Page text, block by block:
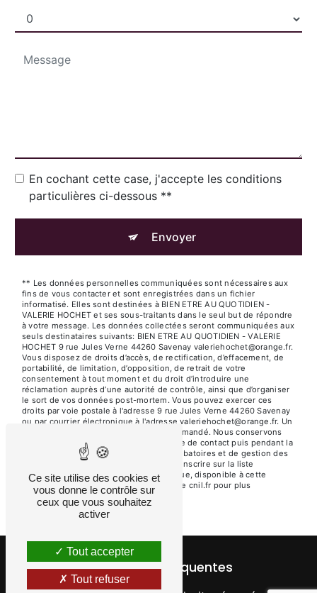
En cochant cette case, j'accepte les conditions
particulières ci-dessous **
Envoyer
** Les données personnelles communiquées sont nécessaires aux
fins de vous contacter et sont enregistrées dans un fichier
informatisé. Elles sont destinées à BIEN ETRE AU QUOTIDIEN -
VALERIE HOCHET et ses sous-traitants dans le seul but de répondre
à votre message. Les données collectées seront communiquées aux
seuls destinataires suivants: BIEN ETRE AU QUOTIDIEN - VALERIE
HOCHET 9 rue Jules Verne 44260 Savenay valeriehochet@orange.fr.
Vous disposez de droits d’accès, de rectification, d’effacement, de
portabilité, de limitation, d’opposition, de retrait de votre
consentement à tout moment et du droit d’introduire une
réclamation auprès d’une autorité de contrôle, ainsi que d’organiser
le sort de vos données post-mortem. Vous pouvez exercer ces
droits par voie postale à l'adresse 9 rue Jules Verne 44260 Savenay
ou par courrier électronique à l'adresse valeriehochet@orange.fr. Un
justificatif d'identité pourra vous être demandé. Nous conservons
vos données pendant la période de prise de contact puis pendant la
durée de prescription légale aux fins probatoires et de gestion des
contentieux. Vous avez le droit de vous inscrire sur la liste
d'opposition au démarchage téléphonique, disponible à cette
Bloctel.gouv.fr
. Consultez le site cnil.fr pour plus
d’informations sur vos droits.
Recherches fréquentes
Ce site utilise des cookies et
vous donne le contrôle sur
ceux que vous souhaitez
activer
Tout accepter
Tout refuser